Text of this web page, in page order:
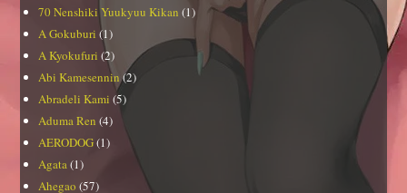
70 Nenshiki Yuukyuu Kikan (1)
A Gokuburi (1)
A Kyokufuri (2)
Abi Kamesennin(2)
Abradeli Kami (5)
Aduma Ren (4)
AERODOG(1)
Agata(1)
Ahegao (57)